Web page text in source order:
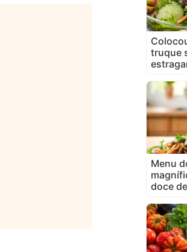
truque
Menu
doce